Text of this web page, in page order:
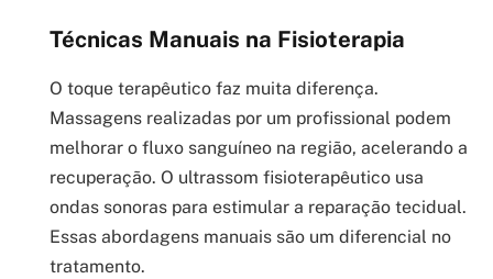
Técnicas Manuais na Fisioterapia
O toque terapêutico faz muita diferença.
Massagens realizadas por um profissional podem
melhorar o fluxo sanguíneo na região, acelerando a
recuperação. O ultrassom fisioterapêutico usa
ondas sonoras para estimular a reparação tecidual.
Essas abordagens manuais são um diferencial no
tratamento.